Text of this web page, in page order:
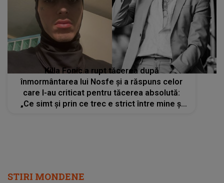
Killa Fonic a rupt tăcerea după
înmormântarea lui Nosfe și a răspuns celor
care l-au criticat pentru tăcerea absolută:
„Ce simt și prin ce trec e strict între mine și
STIRI MONDENE